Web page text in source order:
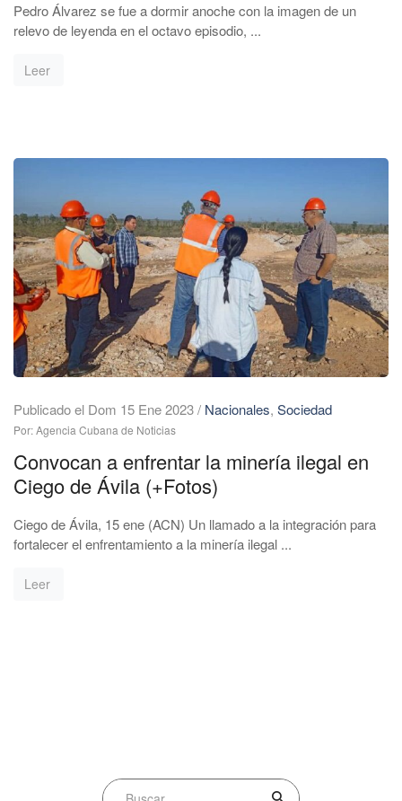
Pedro Álvarez se fue a dormir anoche con la imagen de un
relevo de leyenda en el octavo episodio, ...
Leer
Publicado el Dom 15 Ene 2023/ Nacionales, Sociedad
Por: Agencia Cubana de Noticias
Convocan a enfrentar la minería ilegal en
Ciego de Ávila (+Fotos)
Ciego de Ávila, 15 ene (ACN) Un llamado a la integración para
fortalecer el enfrentamiento a la minería ilegal ...
Leer